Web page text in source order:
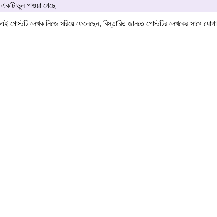
একটি ভুল পাওয়া গেছে
এই পোস্টটি লেখক নিজে সরিয়ে ফেলেছেন, বিস্তারিত জানতে পোস্টটির লেখকের সাথে